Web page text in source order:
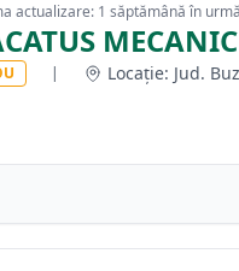
actualizare: 1 săptămână în urmă
MECANIC
| Locație: Jud.